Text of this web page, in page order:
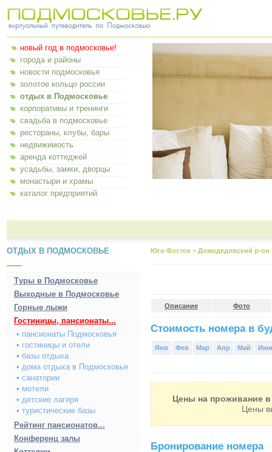
новый год в подмосковье!
города и районы
новости подмосковья
золотое кольцо россии
отдых в Подмосковье
корпоративы и тренинги
свадьба в подмосковье
рестораны, клубы, бары
недвижимость
аренда коттеджей
усадьбы, замки, дворцы
монастыри и храмы
каталог предприятий
ОТДЫХ В ПОДМОСКОВЬЕ
Туры в Подмосковье
Выходные в Подмосковье
Горные лыжи
Гостиницы, пансионаты...
• пансионаты Подмосковья
• гостиницы и отели
• базы отдыха
• дома отдыха в Подмосковье
• санатории
• мотели
• детские лагеря
• туристические базы
Рейтинг пансионатов...
Конференц залы
Юго-Восток > Домодедовский р-он
Описание Фото
Стоимость номера в
Янв Фев Мар Апр Май Июн
Цены на проживание в
Цены
Бронирование номера